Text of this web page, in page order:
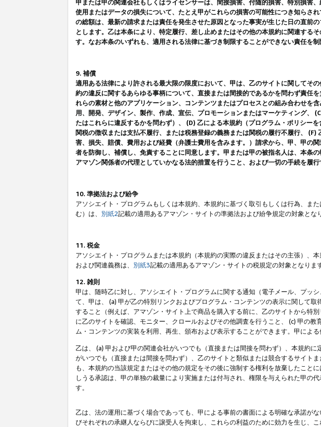
甲または甲の関連会社もしくはライセンサーは、間接損害、付随的損害、特別損害
使用またはデータの損失について、たとえ甲がこれらの損害の可能性につき知らさ
の総額は、最新の請求または責任を発生させた原因となった事実が生じた日の直前
とします。乙は本条により、特定履行、差し止めまたはその他の本規約に関連する
す。なお本条のいずれも、適用される法律に基づき制限することができない責任を制
9. 補償
適用ある法律により許される最大限の限度において、甲は、乙のサイトに関してそ
約の違反に関するあらゆる事柄について、直接または間接的であるかを問わず責任
れらの素材と他のアプリケーション、コンテンツまたはプロセスとの組み合わせを
用、開発、デザイン、製作、作成、宣伝、プロモーションまたはマーケティング、
たはこれらに違反するかを問わず）、 (D) 乙による本規約（プログラム・ポリシー
関税の徴収または支払不履行、または税務登録の義務または関税の履行不履行、
害、損失、賠償、費用および経費（弁護士費用を含みます。）請求から、甲、甲の
者を防御し、補償し、免責することに同意します。甲または甲の被指名人は、本条
アマゾン関係者の代理としていかなる法的措置を行うこと、および一切の手続を履行
10. 準拠法および紛争
アソシエイト・プログラムもしくは本規約、本規約に基づく取引もしくは行為、ま
む）は、 別紙2記載の適用あるアマゾン・サイトの準拠法および紛争規定の対象とな
11. 税金
アソシエイト・プログラムまたは本規約（本規約の実際の違反またはその主張）、
および関連義務は、 別紙3記載の適用あるアマゾン・サイトの税規定の対象となります
12. 雑則
甲は、随時乙に対し、アソシエイト・プログラムに関する通知（電子メール、プッ
て、甲は、 (a) 甲が乙の特別リンクおよびプログラム・コンテンツの表示に関して
すること（例えば、アマゾン・サイト上で商品を購入する前に、乙のサイトから特
に乙のサイトを確認、モニター、クロールおよびその他調査を行うこと、 (c) 甲の
ム・コンテンツの実装を利用、再生、頒布および表示することができます。甲による
乙は、 (a) 甲および甲の関連会社がいつでも（直接または間接を問わず）、本規約
がいつでも（直接または間接を問わず）、乙のサイトと類似または競合するサイト
も、本規約の当該規定またはその他の規定をその後に強制する権利を放棄したこと
しうる承認は、甲の単独の裁量により実施または付与され、権限を与えられた甲の
す。
乙は、法の運用に基づく場合であっても、甲による事前の書面による明確な承諾が
びそれぞれの承継人ならびに譲受人を拘束し、これらの利益のために効力を生じ、